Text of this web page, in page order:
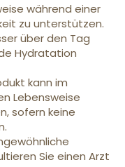
während einer
zu unterstützen.
über den Tag
Hydratation
kann im
Lebensweise
sofern keine
Sie einen Arzt